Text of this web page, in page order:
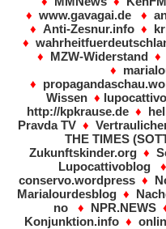
♦ www.gavagai.de ♦
♦ Anti-Zesnur.info ♦
♦
♦ MZW-Widerstand ♦
♦
♦
Wissen♦
http://kpkrause.de ♦
Pravda TV ♦
THE TIMES
Zukunftskinder.org♦
Lupocattivoblog ♦
conservo.wordpress♦
Marialourdesblog ♦
no ♦ NPR.NEWS
Konjunktion.info♦